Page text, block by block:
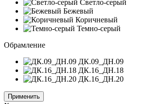
Светло-серый
Бежевый
Коричневый
Темно-серый
Обрамление
ДК.09_ДН.09
ДК.16_ДН.18
ДК.16_ДН.20
Применить